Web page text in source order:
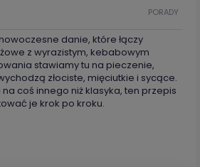
PORADY
danie, które łączy
z wyrazistym, kebabowym
stawiamy tu na pieczenie,
złociste, mięciutkie i sycące.
na coś innego niż klasyka, ten przepis
je krok po kroku.